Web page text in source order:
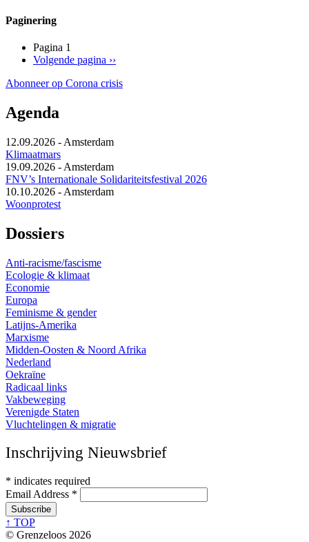
Paginering
Pagina 1
Volgende pagina ››
Abonneer op Corona crisis
Agenda
12.09.2026 - Amsterdam
Klimaatmars
19.09.2026 - Amsterdam
FNV’s Internationale Solidariteitsfestival 2026
10.10.2026 - Amsterdam
Woonprotest
Dossiers
Anti-racisme/fascisme
Ecologie & klimaat
Economie
Europa
Feminisme & gender
Latijns-Amerika
Marxisme
Midden-Oosten & Noord Afrika
Nederland
Oekraïne
Radicaal links
Vakbeweging
Verenigde Staten
Vluchtelingen & migratie
Inschrijving Nieuwsbrief
* indicates required
Email Address *
↑ TOP
© Grenzeloos 2026